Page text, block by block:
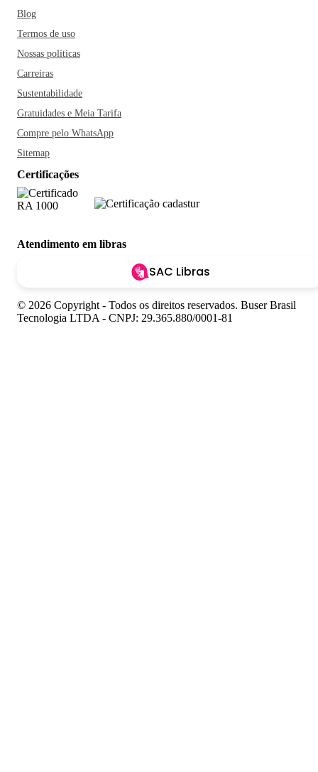
Blog
Termos de uso
Nossas políticas
Carreiras
Sustentabilidade
Gratuidades e Meia Tarifa
Compre pelo WhatsApp
Sitemap
Certificações
Atendimento em libras
SAC Libras
© 2026 Copyright - Todos os direitos reservados. Buser Brasil
Tecnologia LTDA - CNPJ: 29.365.880/0001-81